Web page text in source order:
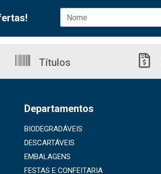
Títulos
Departamentos
BIODEGRADÁVEIS
DESCARTÁVEIS
EMBALAGENS
FESTAS E CONFEITARIA